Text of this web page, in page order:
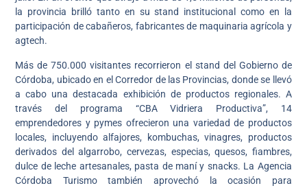
la provincia brilló tanto en su stand institucional como en la
participación de cabañeros, fabricantes de maquinaria agrícola y
agtech.
Más de 750.000 visitantes recorrieron el stand del Gobierno de
Córdoba, ubicado en el Corredor de las Provincias, donde se llevó
a cabo una destacada exhibición de productos regionales. A
través del programa “CBA Vidriera Productiva”, 14
emprendedores y pymes ofrecieron una variedad de productos
locales, incluyendo alfajores, kombuchas, vinagres, productos
derivados del algarrobo, cervezas, especias, quesos, fiambres,
dulce de leche artesanales, pasta de maní y snacks. La Agencia
Córdoba Turismo también aprovechó la ocasión para